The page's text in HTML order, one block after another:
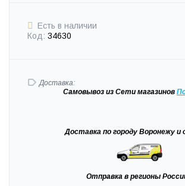
Есть в наличии
Код: 34630
Доставка:
Самовывоз из Сети магазинов
Доставка по городу Воронежу и
Отправка в регионы